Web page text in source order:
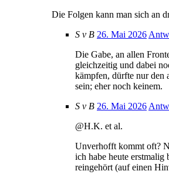
Die Folgen kann man sich an
S v B 26. Mai 2026
Die Gabe, an allen
gleichzeitig und dabei
kämpfen, dürfte nur den
sein; eher noch keinem.
S v B 26. Mai 2026
@H.K. et al.
Unverhofft kommt oft?
ich habe heute erstmalig
reingehört (auf einen